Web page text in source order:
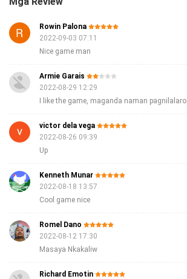
Rowin Palona
2022-09-03 07:11
Nice game man
Armie Garais
2022-08-29 12:29
I like the game, maganda naman pagnilalaro
victor dela vega
2022-08-26 09:39
Up
Kenneth Munar
2022-08-18 13:57
Cool game nice
Romel Dano
2022-08-12 17:30
Masaya Nkakaliw
Richard Emotin